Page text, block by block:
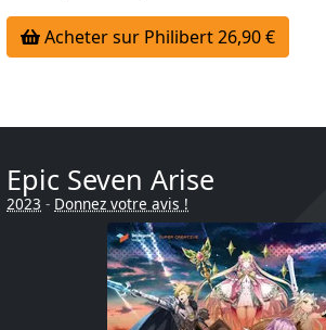
Acheter sur Philibert 26,90 €
Epic Seven Arise
2023 - Donnez votre avis !